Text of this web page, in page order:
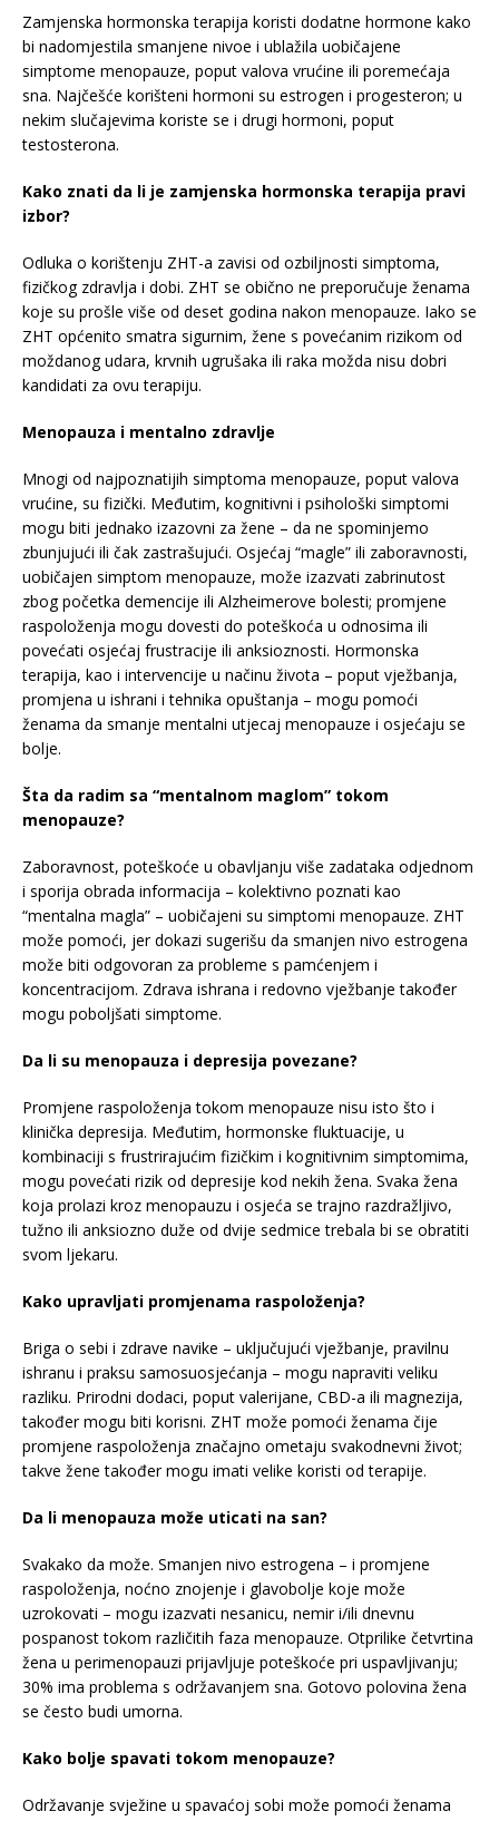
Zamjenska hormonska terapija koristi dodatne hormone kako
bi nadomjestila smanjene nivoe i ublažila uobičajene
simptome menopauze, poput valova vrućine ili poremećaja
sna. Najčešće korišteni hormoni su estrogen i progesteron; u
nekim slučajevima koriste se i drugi hormoni, poput
testosterona.
Kako znati da li je zamjenska hormonska terapija pravi
izbor?
Odluka o korištenju ZHT-a zavisi od ozbiljnosti simptoma,
fizičkog zdravlja i dobi. ZHT se obično ne preporučuje ženama
koje su prošle više od deset godina nakon menopauze. Iako se
ZHT općenito smatra sigurnim, žene s povećanim rizikom od
moždanog udara, krvnih ugrušaka ili raka možda nisu dobri
kandidati za ovu terapiju.
Menopauza i mentalno zdravlje
Mnogi od najpoznatijih simptoma menopauze, poput valova
vrućine, su fizički. Međutim, kognitivni i psihološki simptomi
mogu biti jednako izazovni za žene – da ne spominjemo
zbunjujući ili čak zastrašujući. Osjećaj “magle” ili zaboravnosti,
uobičajen simptom menopauze, može izazvati zabrinutost
zbog početka demencije ili Alzheimerove bolesti; promjene
raspoloženja mogu dovesti do poteškoća u odnosima ili
povećati osjećaj frustracije ili anksioznosti. Hormonska
terapija, kao i intervencije u načinu života – poput vježbanja,
promjena u ishrani i tehnika opuštanja – mogu pomoći
ženama da smanje mentalni utjecaj menopauze i osjećaju se
bolje.
Šta da radim sa “mentalnom maglom” tokom
menopauze?
Zaboravnost, poteškoće u obavljanju više zadataka odjednom
i sporija obrada informacija – kolektivno poznati kao
“mentalna magla” – uobičajeni su simptomi menopauze. ZHT
može pomoći, jer dokazi sugerišu da smanjen nivo estrogena
može biti odgovoran za probleme s pamćenjem i
koncentracijom. Zdrava ishrana i redovno vježbanje također
mogu poboljšati simptome.
Da li su menopauza i depresija povezane?
Promjene raspoloženja tokom menopauze nisu isto što i
klinička depresija. Međutim, hormonske fluktuacije, u
kombinaciji s frustrirajućim fizičkim i kognitivnim simptomima,
mogu povećati rizik od depresije kod nekih žena. Svaka žena
koja prolazi kroz menopauzu i osjeća se trajno razdražljivo,
tužno ili anksiozno duže od dvije sedmice trebala bi se obratiti
svom ljekaru.
Kako upravljati promjenama raspoloženja?
Briga o sebi i zdrave navike – uključujući vježbanje, pravilnu
ishranu i praksu samosuosjećanja – mogu napraviti veliku
razliku. Prirodni dodaci, poput valerijane, CBD-a ili magnezija,
također mogu biti korisni. ZHT može pomoći ženama čije
promjene raspoloženja značajno ometaju svakodnevni život;
takve žene također mogu imati velike koristi od terapije.
Da li menopauza može uticati na san?
Svakako da može. Smanjen nivo estrogena – i promjene
raspoloženja, noćno znojenje i glavobolje koje može
uzrokovati – mogu izazvati nesanicu, nemir i/ili dnevnu
pospanost tokom različitih faza menopauze. Otprilike četvrtina
žena u perimenopauzi prijavljuje poteškoće pri uspavljivanju;
30% ima problema s održavanjem sna. Gotovo polovina žena
se često budi umorna.
Kako bolje spavati tokom menopauze?
Održavanje svježine u spavaćoj sobi može pomoći ženama